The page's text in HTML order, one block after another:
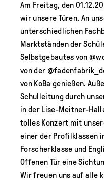
Am Freitag, den
wir unsere Türen. An
unterschiedlichen
Marktständen der
Selbstgebautes von
von der
von KoBa genießen.
Schulleitung durch
in der Lise-Meitner-
tolles Konzert mit
einer der Profilklassen
Forscherklasse und
Offenen Tür eine
Wir freuen uns auf alle